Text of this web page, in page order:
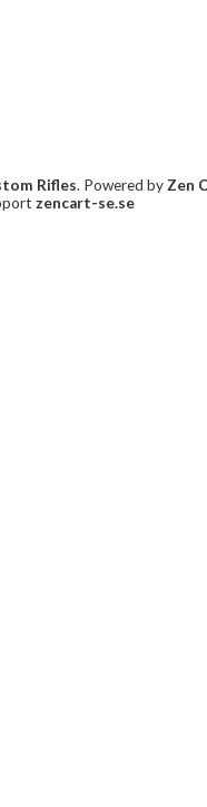
Rifles. Powered by Zen
zencart-se.se